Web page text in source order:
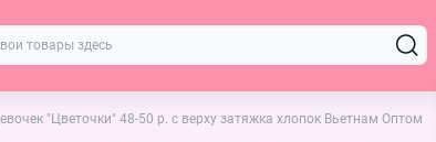
"Цветочки" 48-50 р. с верху затяжка хлопок Вьетнам Оптом